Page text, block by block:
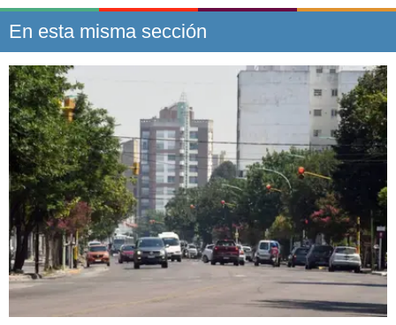
En esta misma sección